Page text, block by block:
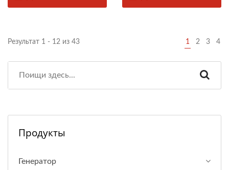
Результат 1 - 12 из 43 1 2 3 4
Продукты
Генератор